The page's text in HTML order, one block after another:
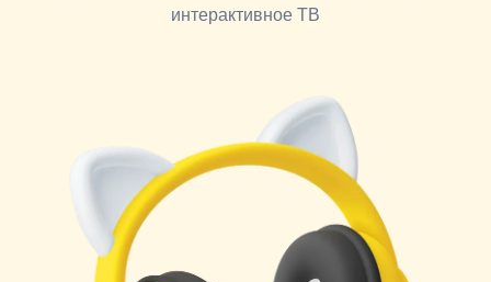
интерактивное ТВ